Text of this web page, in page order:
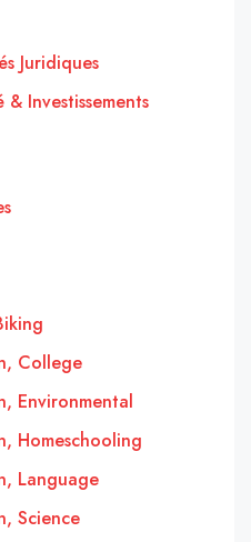
Juridiques
Investissements
College
Environmental
Homeschooling
Language
Science